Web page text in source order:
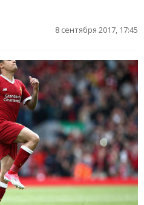
8 сентября 2017, 17:45